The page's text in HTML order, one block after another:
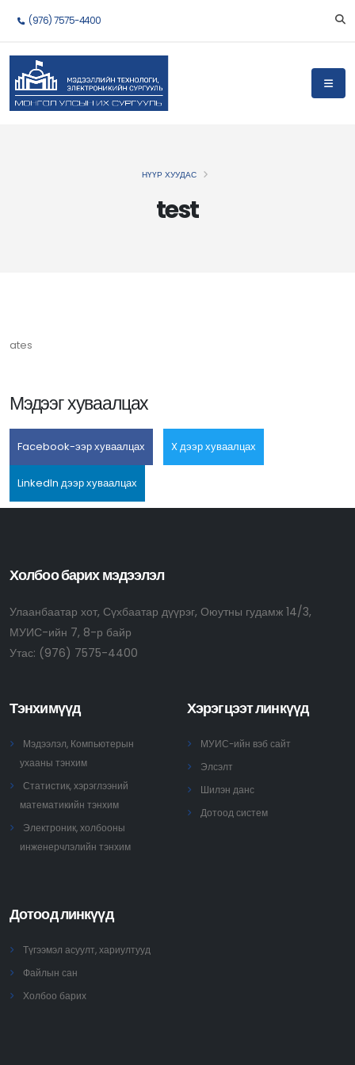
(976) 7575-4400
test
НҮҮР ХУУДАС
ates
Мэдээг хуваалцах
Facebook-ээр хуваалцах X дээр хуваалцах
LinkedIn дээр хуваалцах
Холбоо барих мэдээлэл
Улаанбаатар хот, Сүхбаатар дүүрэг, Оюутны гудамж 14/3,
МУИС-ийн 7, 8-р байр
Утас: (976) 7575-4400
Тэнхимүүд
Мэдээлэл, Компьютерын
ухааны тэнхим
Статистик, хэрэглээний
математикийн тэнхим
Электроник, холбооны
инженерчлэлийн тэнхим
Хэрэгцээт линкүүд
МУИС-ийн вэб сайт
Элсэлт
Шилэн данс
Дотоод систем
Дотоод линкүүд
Түгээмэл асуулт, хариултууд
Файлын сан
Холбоо барих